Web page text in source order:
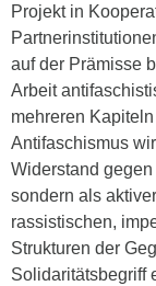
Projekt in
auf der Prämisse
Arbeit
mehreren
Antifaschismus
Widerstand
sondern als
rassistischen,
Strukturen der
Solidaritätsbegriff